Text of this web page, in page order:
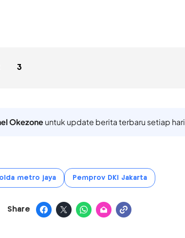
3
Okezoneuntuk update berita terbaru setiap hari
metro jaya Pemprov DKI Jakarta
Share